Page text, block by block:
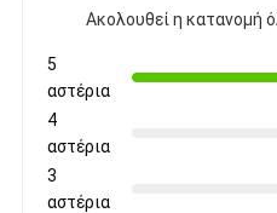
Ακολουθεί η κατανομή
5
αστέρια
4
αστέρια
3
αστέρια